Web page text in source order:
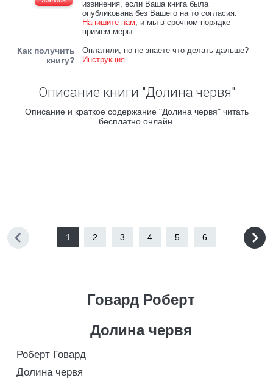
извинения, если Ваша книга была
опубликована без Вашего на то согласия.
Напишите нам, и мы в срочном порядке
примем меры.
Как получить
книгу?
Оплатили, но не знаете что делать дальше?
Инструкция.
Описание книги "Долина червя"
Описание и краткое содержание "Долина червя" читать
бесплатно онлайн.
1 2 3 4 5 6
Говард Роберт
Долина червя
Роберт Говард
Долина червя